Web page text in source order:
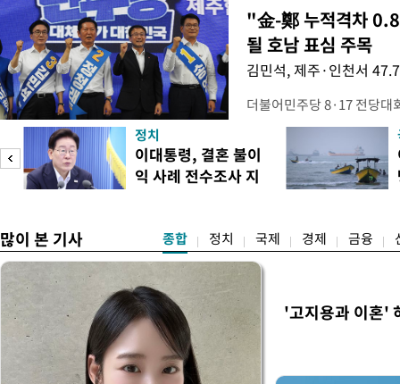
"金-鄭 누적격차
될 호남 표심 주목
김민석, 제주·인천서
더불어민주당 8·17 전당대
보가 8일 제주·인천 지역
다. 앞서 정청래 후보 우세
·울산·경남 경선에서 1승
제주·인천 경선에서 이기
정치
이대통령, 결혼 불이
익 사례 전수조사 지
많이 본 기사 종합 정치 국제 경제 금융
'고지용과 이혼'